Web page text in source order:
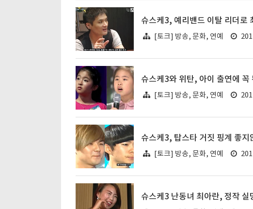
슈스케3, 예리밴드 이탈 리더로
[토크] 방송, 문화, 연예
슈스케3와 위탄, 아이 출연에 꼭
[토크] 방송, 문화, 연예
슈스케3, 탑스타 거짓 핑계 좋지
[토크] 방송, 문화, 연예
슈스케3 난동녀 최아란, 정작 실